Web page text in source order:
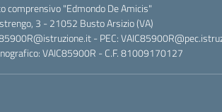
comprensivo "Edmondo De Amicis"
3 - 21052 Busto Arsizio (VA)
- PEC:
VAIC85900R - C.F. 81009170127